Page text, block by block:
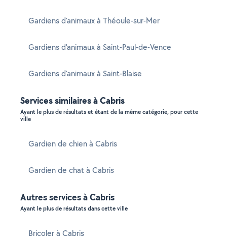
Gardiens d'animaux à Théoule-sur-Mer
Gardiens d'animaux à Saint-Paul-de-Vence
Gardiens d'animaux à Saint-Blaise
Services similaires à Cabris
Ayant le plus de résultats et étant de la même catégorie, pour cette
ville
Gardien de chien à Cabris
Gardien de chat à Cabris
Autres services à Cabris
Ayant le plus de résultats dans cette ville
Bricoler à Cabris